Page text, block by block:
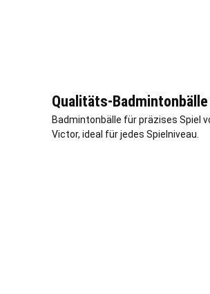
Qualitäts-Badmintonbälle
Badmintonbälle für präzises Spiel
Victor, ideal für jedes Spielniveau.